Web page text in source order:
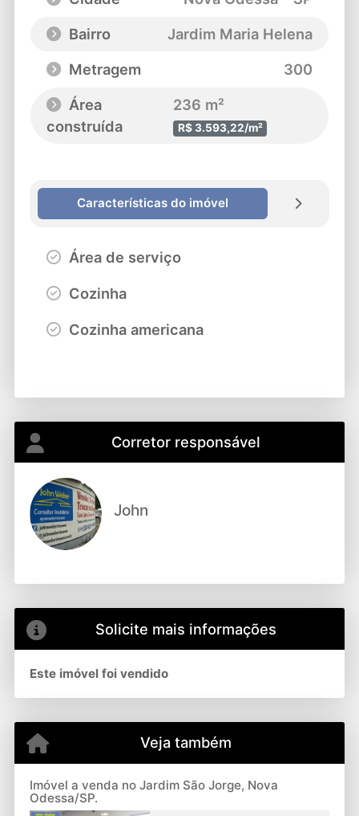
Bairro
Jardim Maria Helena
Metragem
300
Área
construída
236 m²
R$ 3.593,22/m²
Características do imóvel
Área de serviço
Cozinha
Cozinha americana
Corretor responsável
John
Solicite mais informações
Este imóvel foi vendido
Veja também
Imóvel a venda no Jardim São Jorge, Nova
Odessa/SP.